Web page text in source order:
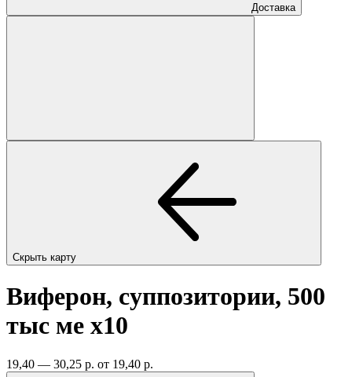
Доставка
Скрыть карту
Виферон, суппозитории, 500
тыс ме x10
19,40 — 30,25 р. от 19,40 р.